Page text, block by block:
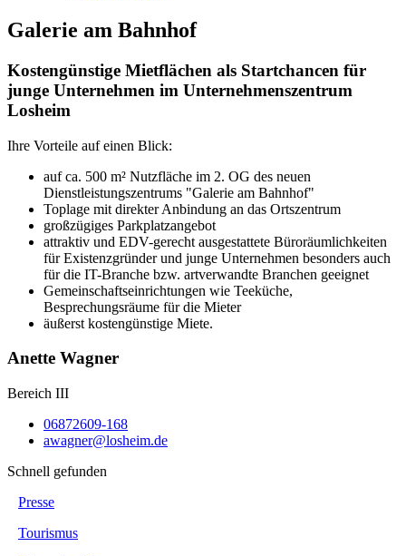
Galerie am Bahnhof
Kostengünstige Mietflächen als Startchancen für
junge Unternehmen im Unternehmenszentrum
Losheim
Ihre Vorteile auf einen Blick:
auf ca. 500 m² Nutzfläche im 2. OG des neuen
Dienstleistungszentrums "Galerie am Bahnhof"
Toplage mit direkter Anbindung an das Ortszentrum
großzügiges Parkplatzangebot
attraktiv und EDV-gerecht ausgestattete Büroräumlichkeiten
für Existenzgründer und junge Unternehmen besonders auch
für die IT-Branche bzw. artverwandte Branchen geeignet
Gemeinschaftseinrichtungen wie Teeküche,
Besprechungsräume für die Mieter
äußerst kostengünstige Miete.
Anette Wagner
Bereich III
06872609-168
awagner@losheim.de
Schnell gefunden
Presse
Tourismus